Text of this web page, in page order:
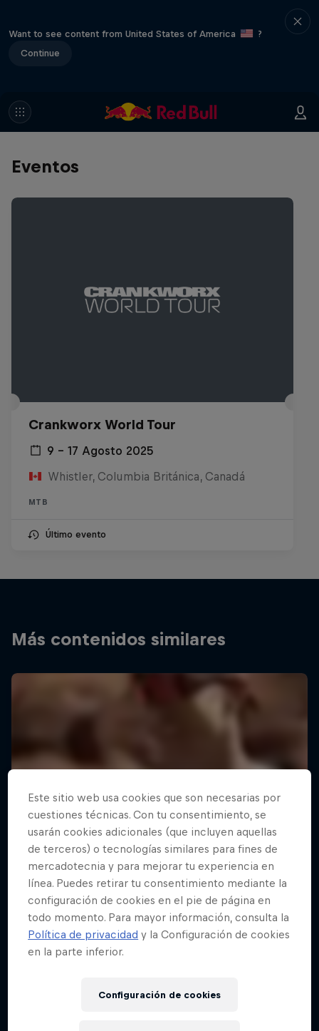
Want to see content from United States of America
?
Continue
Eventos
Crankworx World Tour
9 – 17 Agosto 2025
Whistler, Columbia Británica, Canadá
MTB
Último evento
Más contenidos similares
Este sitio web usa cookies que son necesarias por
cuestiones técnicas. Con tu consentimiento, se
usarán cookies adicionales (que incluyen aquellas
de terceros) o tecnologías similares para fines de
mercadotecnia y para mejorar tu experiencia en
línea. Puedes retirar tu consentimiento mediante la
configuración de cookies en el pie de página en
todo momento. Para mayor información, consulta la
Política de privacidad y la Configuración de cookies
en la parte inferior.
Configuración de cookies